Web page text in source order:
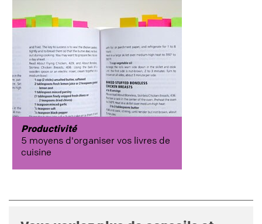
Productivité
5 moyens d'organiser vos livres de
cuisine